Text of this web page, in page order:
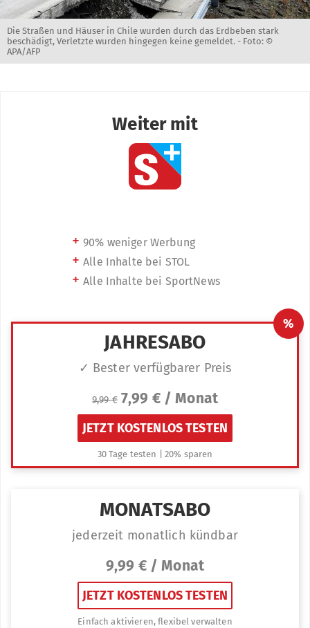
Die Straßen und Häuser in Chile wurden durch das Erdbeben stark
beschädigt, Verletzte wurden hingegen keine gemeldet. - Foto: ©
APA/AFP